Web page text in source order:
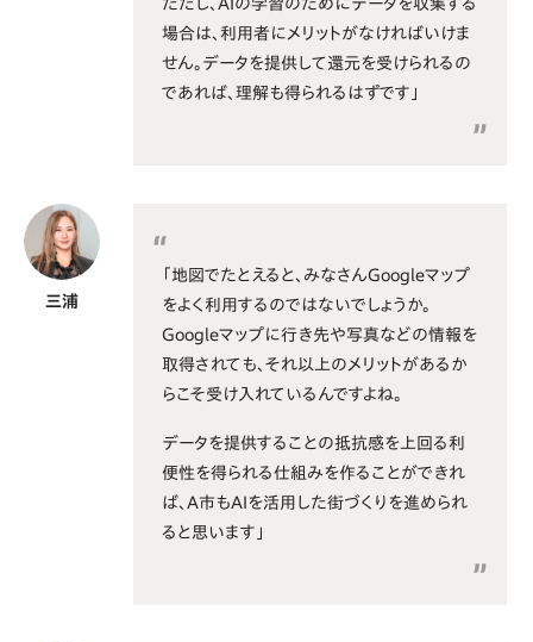
ただし、AIの学習のためにデータを収集する
場合は、利用者にメリットがなければいけま
せん。データを提供して還元を受けられるの
であれば、理解も得られるはずです」
三浦
「地図でたとえると、みなさんGoogleマップ
をよく利用するのではないでしょうか。
Googleマップに行き先や写真などの情報を
取得されても、それ以上のメリットがあるか
らこそ受け入れているんですよね。
データを提供することの抵抗感を上回る利
便性を得られる仕組みを作ることができれ
ば、A市もAIを活用した街づくりを進められ
ると思います」